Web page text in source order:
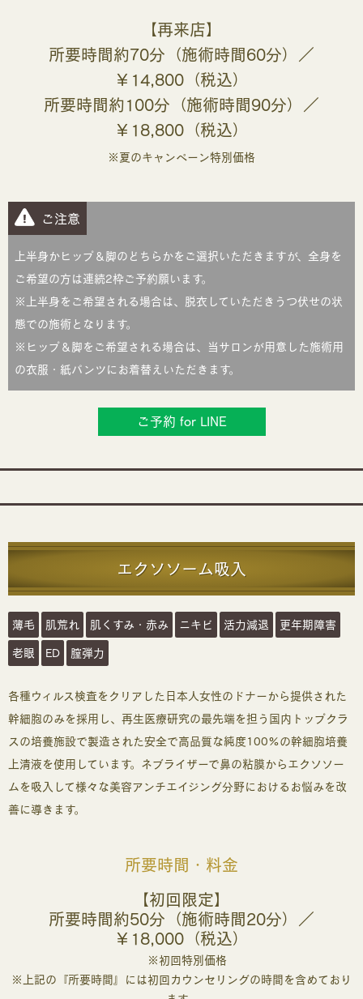
【再来店】
所要時間約70分（施術時間60分）／
￥14,800（税込）
所要時間約100分（施術時間90分）／
￥18,800（税込）
※夏のキャンペーン特別価格
ご注意
上半身かヒップ＆脚のどちらかをご選択いただきますが、全身を
ご希望の方は連続2枠ご予約願います。
※上半身をご希望される場合は、脱衣していただきうつ伏せの状
態での施術となります。
※ヒップ＆脚をご希望される場合は、当サロンが用意した施術用
の衣服・紙パンツにお着替えいただきます。
ご予約 for LINE
エクソソーム吸入
薄毛 肌荒れ 肌くすみ・赤み ニキビ 活力減退 更年期障害
老眼 ED 膣弾力
各種ウィルス検査をクリアした日本人女性のドナーから提供された
幹細胞のみを採用し、再生医療研究の最先端を担う国内トップクラ
スの培養施設で製造された安全で高品質な純度100%の幹細胞培養
上清液を使用しています。ネブライザーで鼻の粘膜からエクソソー
ムを吸入して様々な美容アンチエイジング分野におけるお悩みを改
善に導きます。
所要時間・料金
【初回限定】
所要時間約50分（施術時間20分）／
￥18,000（税込）
※初回特別価格
※上記の『所要時間』には初回カウンセリングの時間を含めており